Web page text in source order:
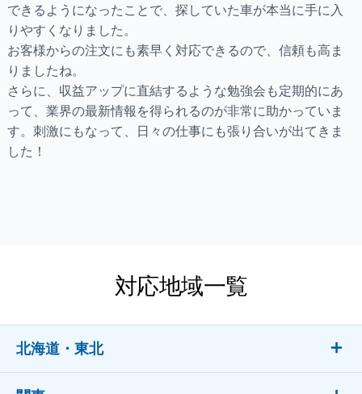
できるようになったことで、探していた車が本当に手に入
りやすくなりました。
お客様からの注文にも素早く対応できるので、信頼も高ま
りましたね。
さらに、収益アップに直結するような勉強会も定期的にあ
って、業界の最新情報を得られるのが非常に助かっていま
す。刺激にもなって、日々の仕事にも張り合いが出てきま
した！
対応地域一覧
北海道・東北